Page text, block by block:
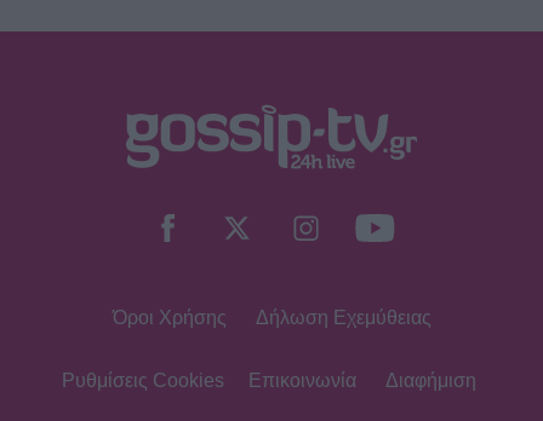
Όροι Χρήσης Δήλωση Εχεμύθειας
Ρυθμίσεις Cookies Επικοινωνία Διαφήμιση